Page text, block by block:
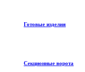
Готовые изделия
Секционные ворота